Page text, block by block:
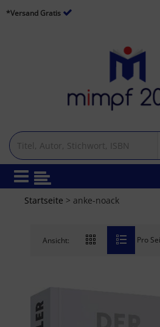
*Versand Gratis
Startseite > anke-noack
Ansicht: Pro